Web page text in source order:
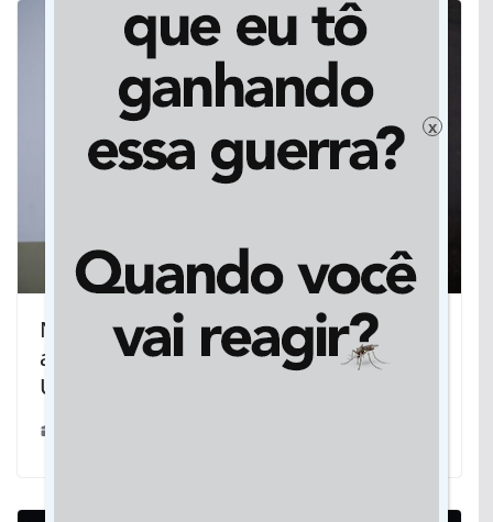
Na Câmara, associação dos docentes
apresenta relação financeira entre a
UFGD e Dourados
x